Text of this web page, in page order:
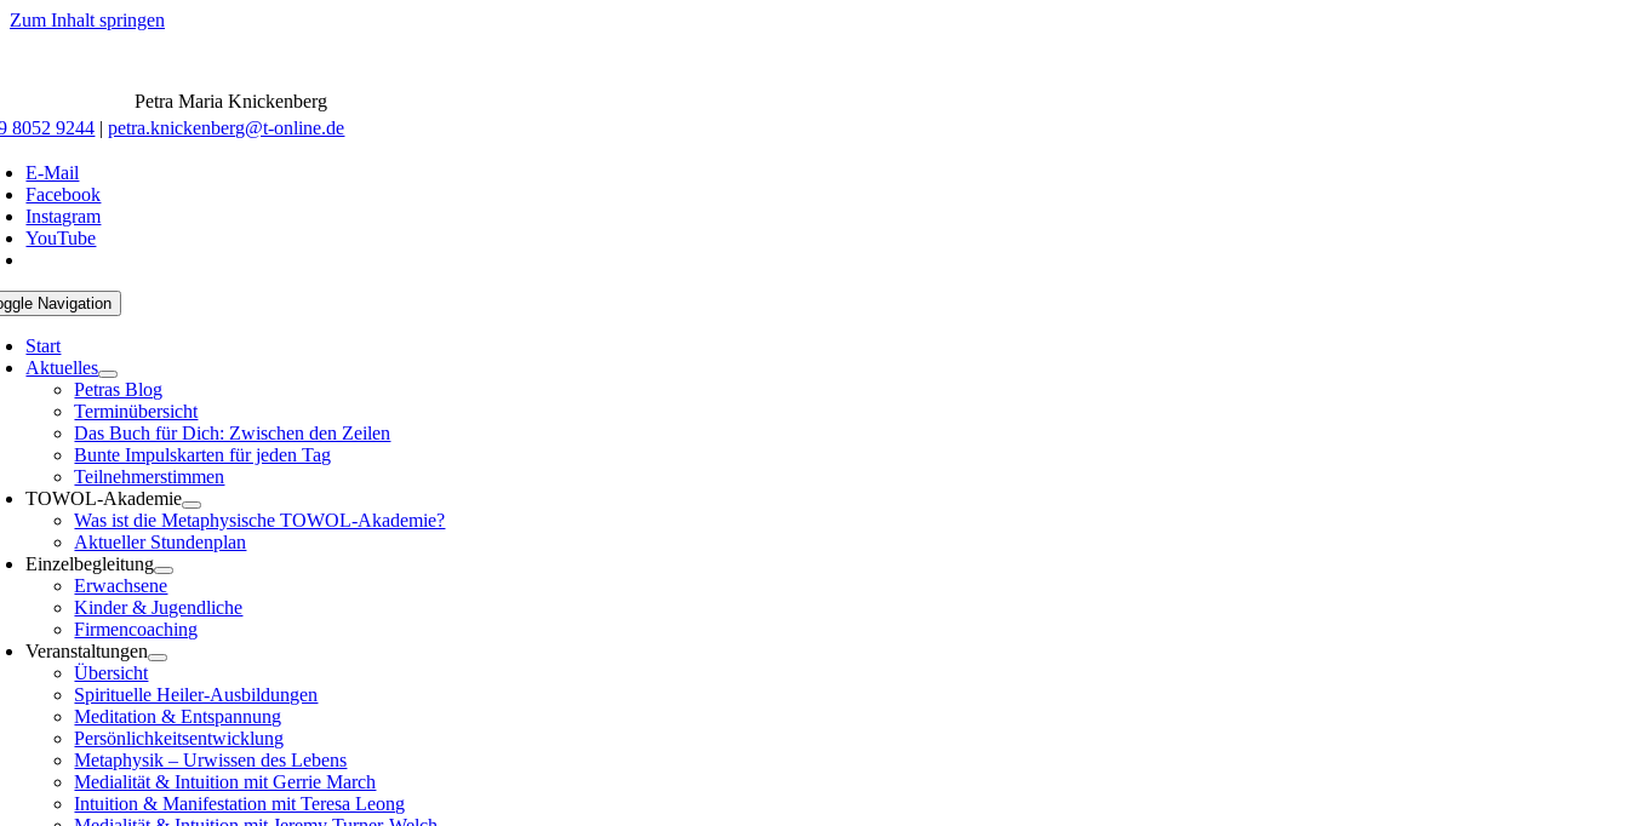
Zum Inhalt springen
Petra Maria Knickenberg
8052 9244 |petra.knickenberg@t-online.de
E-Mail
Facebook
Instagram
YouTube
Navigation
Start
Aktuelles
Petras Blog
Terminübersicht
Das Buch für Dich: Zwischen den Zeilen
Bunte Impulskarten für jeden Tag
Teilnehmerstimmen
TOWOL-Akademie
Was ist die Metaphysische TOWOL-Akademie?
Aktueller Stundenplan
Einzelbegleitung
Erwachsene
Kinder & Jugendliche
Firmencoaching
Veranstaltungen
Übersicht
Spirituelle Heiler-Ausbildungen
Meditation & Entspannung
Persönlichkeitsentwicklung
Metaphysik – Urwissen des Lebens
Medialität & Intuition mit Gerrie March
Intuition & Manifestation mit Teresa Leong